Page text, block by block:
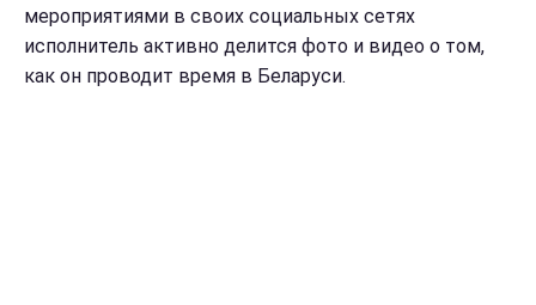
мероприятиями в своих социальных сетях
исполнитель активно делится фото и видео о том,
как он проводит время в Беларуси.